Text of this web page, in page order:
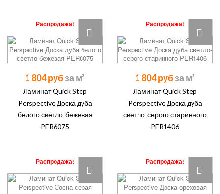
Распродажа!
1 804 руб
Ламинат Quick Step
Perspective Доска дуба
белого светло-бежевая
PER6075
Распродажа!
1 804 руб
Ламинат Quick Step
Perspective Доска дуба
светло-серого старинного
PER1406
Распродажа! Распродажа!